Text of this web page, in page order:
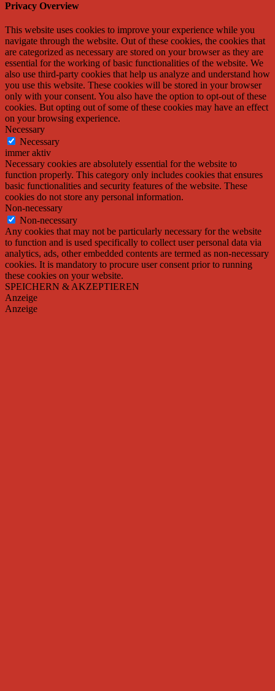
Privacy Overview
This website uses cookies to improve your experience while you
navigate through the website. Out of these cookies, the cookies that
are categorized as necessary are stored on your browser as they are
essential for the working of basic functionalities of the website. We
also use third-party cookies that help us analyze and understand how
you use this website. These cookies will be stored in your browser
only with your consent. You also have the option to opt-out of these
cookies. But opting out of some of these cookies may have an effect
on your browsing experience.
Necessary
Necessary
immer aktiv
Necessary cookies are absolutely essential for the website to
function properly. This category only includes cookies that ensures
basic functionalities and security features of the website. These
cookies do not store any personal information.
Non-necessary
Non-necessary
Any cookies that may not be particularly necessary for the website
to function and is used specifically to collect user personal data via
analytics, ads, other embedded contents are termed as non-necessary
cookies. It is mandatory to procure user consent prior to running
these cookies on your website.
SPEICHERN & AKZEPTIEREN
Anzeige
Anzeige